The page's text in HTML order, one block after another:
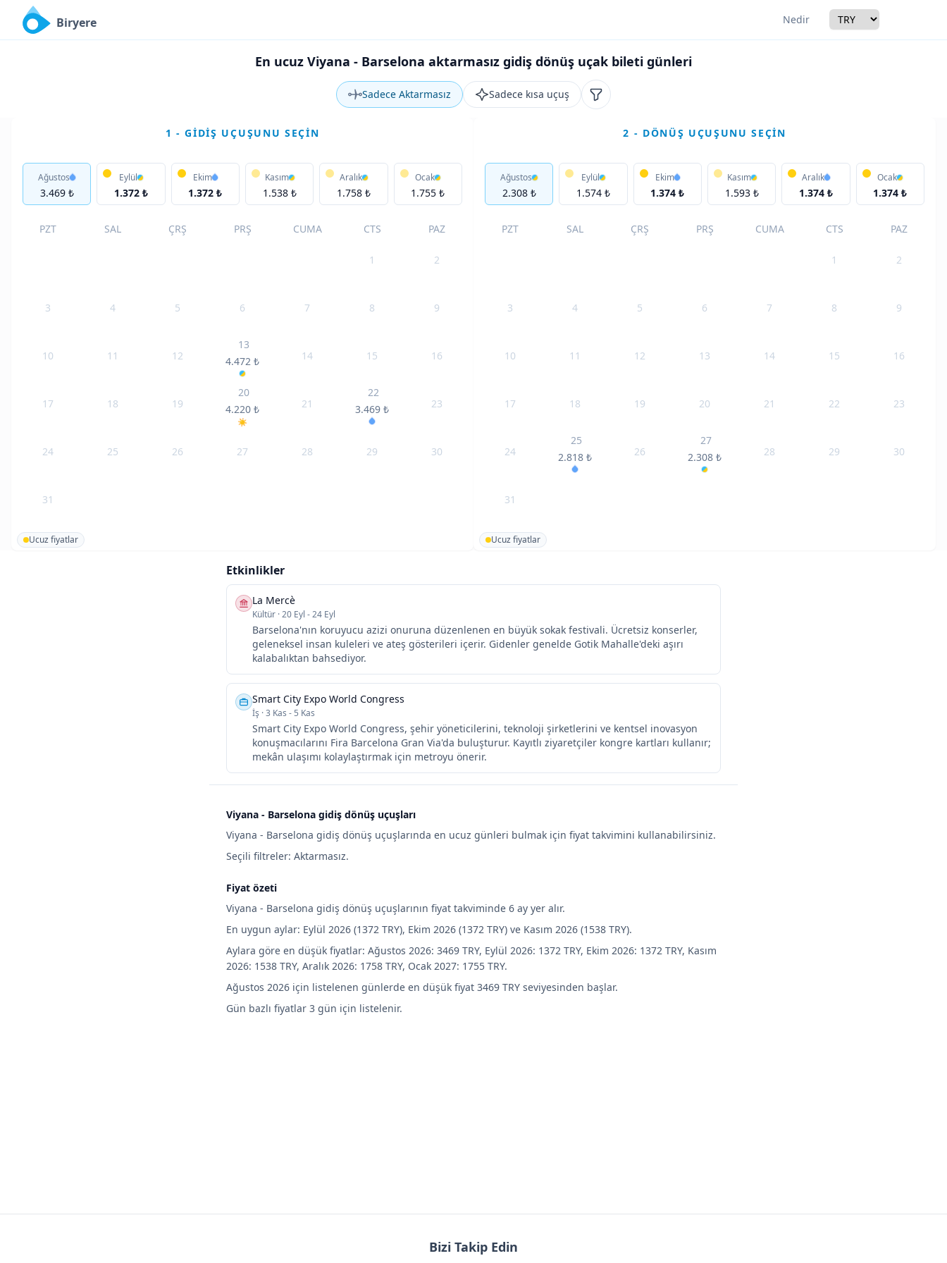
Biryere Nedir Currency
En ucuz Viyana - Barselona aktarmasız gidiş dönüş uçak bileti günleri
Sadece Aktarmasız Sadece kısa uçuş Filtreler
1 - GIDIŞ UÇUŞUNU SEÇIN
Ağustos
3.469 ₺
Eylül
1.372 ₺
Ekim
1.372 ₺
Kasım
1.538 ₺
Aralık
1.758 ₺
Ocak
1.755 ₺
PZT SAL ÇRŞ PRŞ CUMA CTS PAZ
1 2
3 4 5 6 7 8 9
10 11 12
13
4.472 ₺ 14 15 16
17 18 19
20
4.220 ₺ 21
22
3.469 ₺ 23
24 25 26 27 28 29 30
31
Ucuz fiyatlar
2 - DÖNÜŞ UÇUŞUNU SEÇIN
Ağustos
2.308 ₺
Eylül
1.574 ₺
Ekim
1.374 ₺
Kasım
1.593 ₺
Aralık
1.374 ₺
Ocak
1.374 ₺
PZT SAL ÇRŞ PRŞ CUMA CTS PAZ
1 2
3 4 5 6 7 8 9
10 11 12 13 14 15 16
17 18 19 20 21 22 23
24
25
2.818 ₺ 26
27
2.308 ₺ 28 29 30
31
Ucuz fiyatlar
Etkinlikler
La Mercè
Kültür ·20 Eyl - 24 Eyl
Barselona'nın koruyucu azizi onuruna düzenlenen en büyük sokak festivali. Ücretsiz konserler,
geleneksel insan kuleleri ve ateş gösterileri içerir. Gidenler genelde Gotik Mahalle'deki aşırı
kalabalıktan bahsediyor.
Smart City Expo World Congress
İş ·3 Kas - 5 Kas
Smart City Expo World Congress, şehir yöneticilerini, teknoloji şirketlerini ve kentsel inovasyon
konuşmacılarını Fira Barcelona Gran Via'da buluşturur. Kayıtlı ziyaretçiler kongre kartları kullanır;
mekân ulaşımı kolaylaştırmak için metroyu önerir.
Viyana - Barselona gidiş dönüş uçuşları
Viyana - Barselona gidiş dönüş uçuşlarında en ucuz günleri bulmak için fiyat takvimini kullanabilirsiniz.
Seçili filtreler: Aktarmasız.
Fiyat özeti
Viyana - Barselona gidiş dönüş uçuşlarının fiyat takviminde 6 ay yer alır.
En uygun aylar: Eylül 2026 (1372 TRY), Ekim 2026 (1372 TRY) ve Kasım 2026 (1538 TRY).
Aylara göre en düşük fiyatlar: Ağustos 2026: 3469 TRY, Eylül 2026: 1372 TRY, Ekim 2026: 1372 TRY, Kasım
2026: 1538 TRY, Aralık 2026: 1758 TRY, Ocak 2027: 1755 TRY.
Ağustos 2026 için listelenen günlerde en düşük fiyat 3469 TRY seviyesinden başlar.
Gün bazlı fiyatlar 3 gün için listelenir.
Bizi Takip Edin